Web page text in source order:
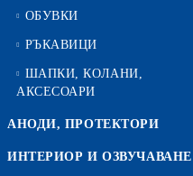
ОБУВКИ
РЪКАВИЦИ
ШАПКИ, КОЛАНИ,
АКСЕСОАРИ
АНОДИ, ПРОТЕКТОРИ
ИНТЕРИОР И ОЗВУЧАВАНЕ